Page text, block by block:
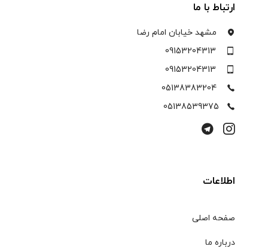
ارتباط با ما
مشهد خیابان امام رضا
09153204313
09153204313
05138383204
05138539375
اطلاعات
صفحه اصلی
درباره ما